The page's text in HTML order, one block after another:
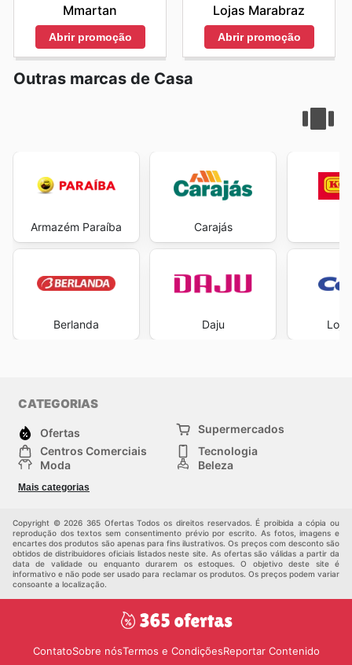
Mmartan
Abrir promoção
Lojas Marabraz
Abrir promoção
Outras marcas de Casa
Armazém Paraíba
Berlanda
Carajás
Daju
CATEGORIAS
Ofertas
Supermercados
Centros Comerciais
Tecnologia
Moda
Beleza
Construção e jardinagem
Mais categorias
Copyright © 2026 365 Ofertas Todos os direitos reservados. É proibida a cópia ou
reprodução dos textos sem consentimento prévio por escrito. As fotos, imagens e
encartes dos produtos são apenas para fins ilustrativos. Os preços com desconto são
obtidos de distribuidores oficiais listados neste site. As ofertas são válidas a partir da
data de validade ou enquanto durarem os estoques. O objetivo deste site é
informativo e não pode ser usado para reclamar os produtos. Os preços podem variar
consoante a localização.
ContatoSobre nósTermos e CondiçõesReportar Contenido